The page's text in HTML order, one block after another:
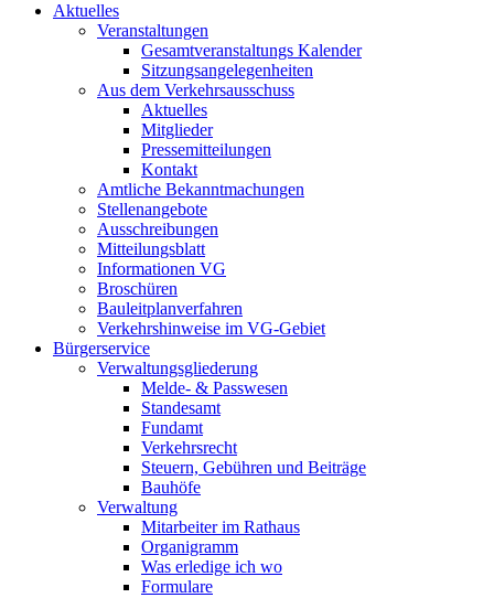
Aktuelles
Veranstaltungen
Gesamtveranstaltungs Kalender
Sitzungsangelegenheiten
Aus dem Verkehrsausschuss
Aktuelles
Mitglieder
Pressemitteilungen
Kontakt
Amtliche Bekanntmachungen
Stellenangebote
Ausschreibungen
Mitteilungsblatt
Informationen VG
Broschüren
Bauleitplanverfahren
Verkehrshinweise im VG-Gebiet
Bürgerservice
Verwaltungsgliederung
Melde- & Passwesen
Standesamt
Fundamt
Verkehrsrecht
Steuern, Gebühren und Beiträge
Bauhöfe
Verwaltung
Mitarbeiter im Rathaus
Organigramm
Was erledige ich wo
Formulare